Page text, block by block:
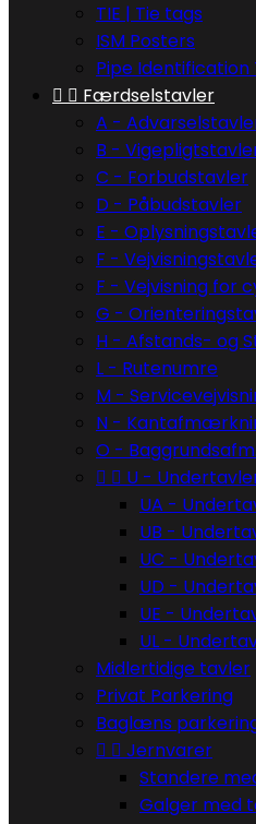
TIE | Tie tags
ISM Posters
Pipe Identification
  Færdselstavler
A -
B -
C - Forbudstavler
D - Påbudstavler
E -
F -
F - Vejvisning for
G -
H - Afstands- og
L - Rutenumre
M -
N -
O - Baggrundsafm.
  U -
UA -
UB -
UC -
UD -
UE -
UL -
Midlertidige tavler
Privat Parkering
Baglæns
  Jernvarer
Standere
Galger med